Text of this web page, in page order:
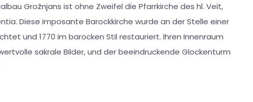
Grožnjans ist ohne Zweifel die Pfarrkirche des hl. Veit,
Diese imposante Barockkirche wurde an der Stelle einer
und 1770 im barocken Stil restauriert. Ihren Innenraum
sakrale Bilder, und der beeindruckende Glockenturm